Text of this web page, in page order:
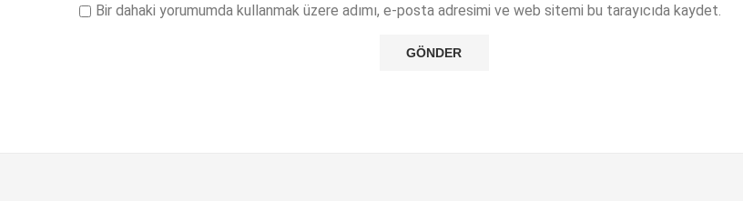
Bir dahaki yorumumda kullanmak üzere adımı, e-posta adresimi ve web sitemi bu tarayıcıda kaydet.